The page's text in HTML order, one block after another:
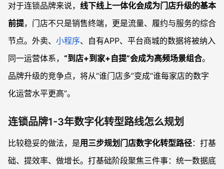
对于连锁品牌来说， 线下线上一体化会成为门店升级的基本
前提，门店不只是销售终端，更是流量、履约与服务的综合
节点。外卖、 小程序、自有APP、平台商城的数据将被纳入
同一运营体系， “到店+到家+自提”会成为高频场景组合。
品牌升级的竞争点，将从“谁门店多”变成“谁每家店的数字
化运营水平更高”。
连锁品牌1-3年数字化转型路线怎么规划
比较稳妥的做法，是用三步规划门店数字化转型路径：打基
础、提效率、做增长。打基础阶段聚焦三件事：统一数据底